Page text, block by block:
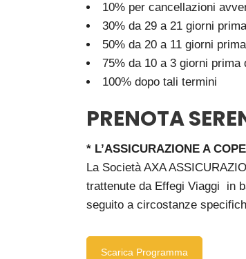
10% per cancellazioni
30% da 29 a 21 giorni
50% da 20 a 11 giorni
75% da 10 a 3 giorni prima
100% dopo tali termini
PRENOTA
* L’ASSICURAZIONE A
La Società AXA
trattenute da Effegi Viaggi in
seguito a circostanze
Scarica Programma